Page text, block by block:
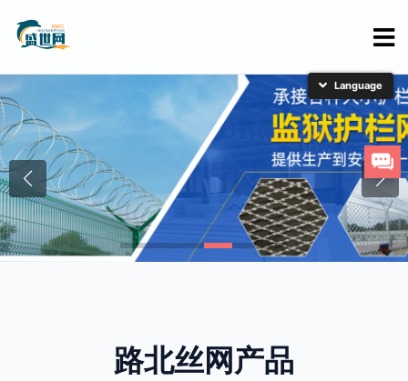
路北丝网产品
简体中文
English
日本語
한국어